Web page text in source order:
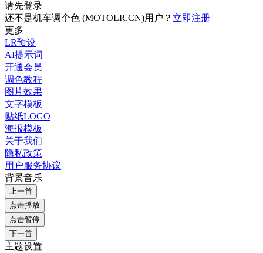
请先登录
还不是机车调个色 (MOTOLR.CN)用户？ 立即注册
更多
LR预设
AI提示词
开通会员
调色教程
图片效果
文字模板
贴纸LOGO
海报模板
关于我们
隐私政策
用户服务协议
背景音乐
上一首
点击播放
点击暂停
下一首
主题设置